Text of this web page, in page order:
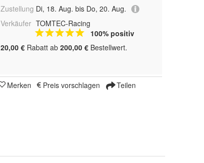
Zustellung Di, 18. Aug. bis Do, 20. Aug.
Verkäufer TOMTEC-Racing
100% positiv
20,00 € Rabatt ab 200,00 € Bestellwert.
Merken Preis vorschlagen Teilen